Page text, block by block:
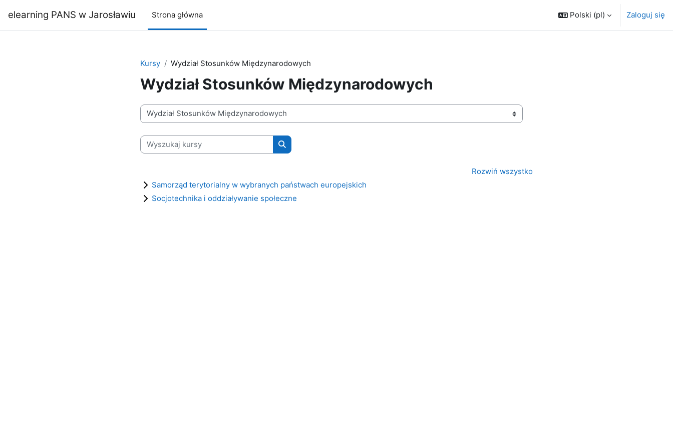
elearning PANS w Jarosławiu Strona główna Polski ‎(pl)‎ Zaloguj się
Kursy Wydział Stosunków Międzynarodowych
Wydział Stosunków Międzynarodowych
Kategorie kursów
Wyszukaj kursy
Wyszukaj kursy
Rozwiń wszystko
Samorząd terytorialny w wybranych państwach europejskich
Socjotechnika i oddziaływanie społeczne